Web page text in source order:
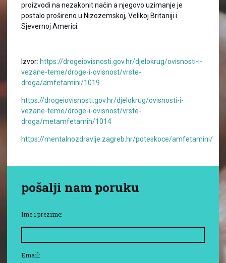
proizvodi na nezakonit način a njegovo uzimanje je
postalo prošireno u Nizozemskoj, Velikoj Britaniji i
Sjevernoj Americi.
Izvor: https://drogeiovisnosti.gov.hr/djelokrug/ovisnosti-i-
vezane-teme/droge-i-ovisnost/vrste-
droga/amfetamini/1019
https://drogeiovisnosti.gov.hr/djelokrug/ovisnosti-i-
vezane-teme/droge-i-ovisnost/vrste-
droga/metamfetamin/1014
https://mentalnozdravlje.zagreb.hr/poteskoce/amfetamini/
pošalji nam poruku
Ime i prezime:
Email: